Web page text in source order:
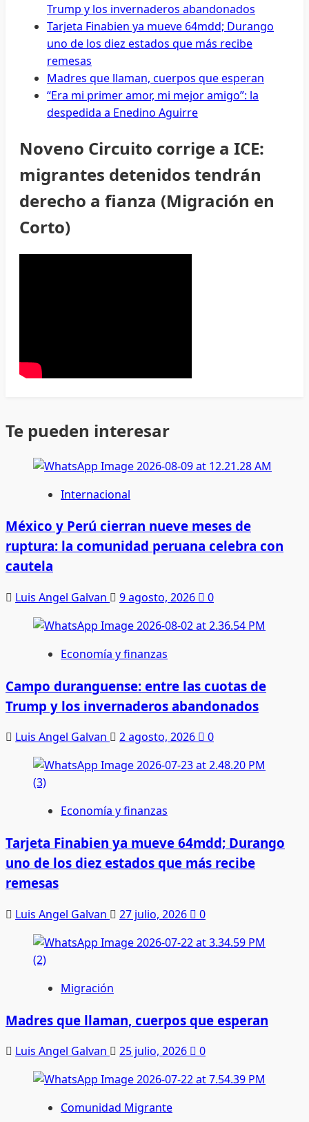
Trump y los invernaderos abandonados
Tarjeta Finabien ya mueve 64mdd; Durango
uno de los diez estados que más recibe
remesas
Madres que llaman, cuerpos que esperan
“Era mi primer amor, mi mejor amigo”: la
despedida a Enedino Aguirre
Noveno Circuito corrige a ICE:
migrantes detenidos tendrán
derecho a fianza (Migración en
Corto)
Te pueden interesar
Internacional
México y Perú cierran nueve meses de
ruptura: la comunidad peruana celebra con
cautela
Luis Angel Galvan 9 agosto, 2026 0
Economía y finanzas
Campo duranguense: entre las cuotas de
Trump y los invernaderos abandonados
Luis Angel Galvan 2 agosto, 2026 0
Economía y finanzas
Tarjeta Finabien ya mueve 64mdd; Durango
uno de los diez estados que más recibe
remesas
Luis Angel Galvan 27 julio, 2026 0
Migración
Madres que llaman, cuerpos que esperan
Luis Angel Galvan 25 julio, 2026 0
Comunidad Migrante